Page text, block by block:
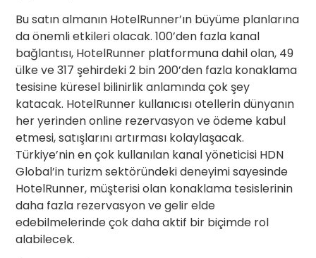
Bu satın almanın HotelRunner’ın büyüme planlarına
da önemli etkileri olacak. 100’den fazla kanal
bağlantısı, HotelRunner platformuna dahil olan, 49
ülke ve 317 şehirdeki 2 bin 200’den fazla konaklama
tesisine küresel bilinirlik anlamında çok şey
katacak. HotelRunner kullanıcısı otellerin dünyanın
her yerinden online rezervasyon ve ödeme kabul
etmesi, satışlarını artırması kolaylaşacak.
Türkiye’nin en çok kullanılan kanal yöneticisi HDN
Global’in turizm sektöründeki deneyimi sayesinde
HotelRunner, müşterisi olan konaklama tesislerinin
daha fazla rezervasyon ve gelir elde
edebilmelerinde çok daha aktif bir biçimde rol
alabilecek.